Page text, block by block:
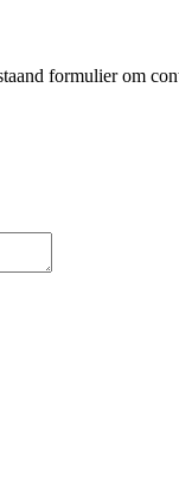
formulier om